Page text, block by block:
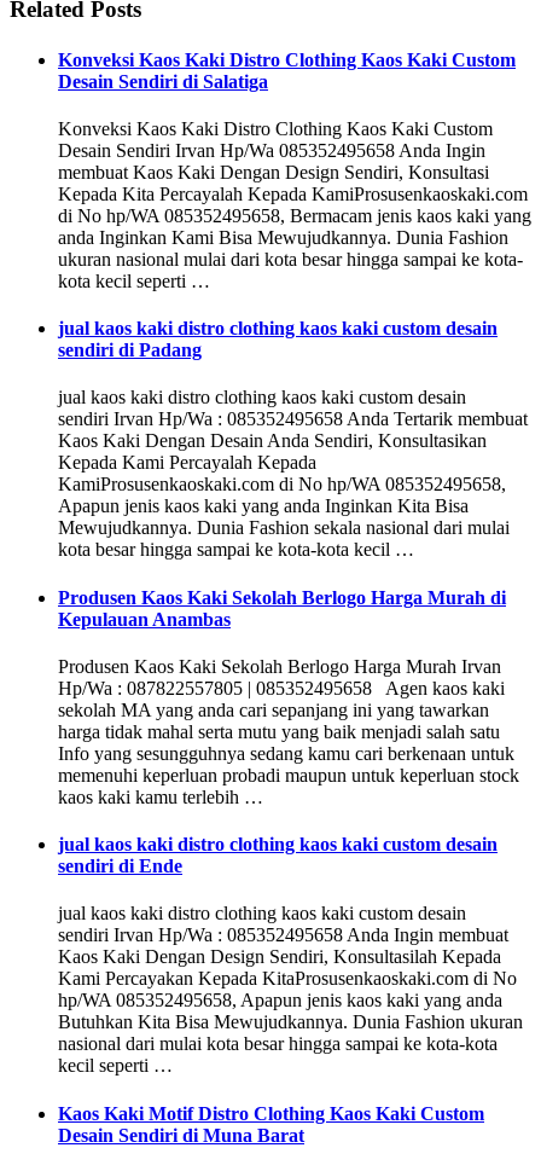
Related Posts
Konveksi Kaos Kaki Distro Clothing Kaos Kaki Custom
Desain Sendiri di Salatiga
Konveksi Kaos Kaki Distro Clothing Kaos Kaki Custom
Desain Sendiri Irvan Hp/Wa 085352495658 Anda Ingin
membuat Kaos Kaki Dengan Design Sendiri, Konsultasi
Kepada Kita Percayalah Kepada KamiProsusenkaoskaki.com
di No hp/WA 085352495658, Bermacam jenis kaos kaki yang
anda Inginkan Kami Bisa Mewujudkannya. Dunia Fashion
ukuran nasional mulai dari kota besar hingga sampai ke kota-
kota kecil seperti …
jual kaos kaki distro clothing kaos kaki custom desain
sendiri di Padang
jual kaos kaki distro clothing kaos kaki custom desain
sendiri Irvan Hp/Wa : 085352495658 Anda Tertarik membuat
Kaos Kaki Dengan Desain Anda Sendiri, Konsultasikan
Kepada Kami Percayalah Kepada
KamiProsusenkaoskaki.com di No hp/WA 085352495658,
Apapun jenis kaos kaki yang anda Inginkan Kita Bisa
Mewujudkannya. Dunia Fashion sekala nasional dari mulai
kota besar hingga sampai ke kota-kota kecil …
Produsen Kaos Kaki Sekolah Berlogo Harga Murah di
Kepulauan Anambas
Produsen Kaos Kaki Sekolah Berlogo Harga Murah Irvan
Hp/Wa : 087822557805 | 085352495658 Agen kaos kaki
sekolah MA yang anda cari sepanjang ini yang tawarkan
harga tidak mahal serta mutu yang baik menjadi salah satu
Info yang sesungguhnya sedang kamu cari berkenaan untuk
memenuhi keperluan probadi maupun untuk keperluan stock
kaos kaki kamu terlebih …
jual kaos kaki distro clothing kaos kaki custom desain
sendiri di Ende
jual kaos kaki distro clothing kaos kaki custom desain
sendiri Irvan Hp/Wa : 085352495658 Anda Ingin membuat
Kaos Kaki Dengan Design Sendiri, Konsultasilah Kepada
Kami Percayakan Kepada KitaProsusenkaoskaki.com di No
hp/WA 085352495658, Apapun jenis kaos kaki yang anda
Butuhkan Kita Bisa Mewujudkannya. Dunia Fashion ukuran
nasional dari mulai kota besar hingga sampai ke kota-kota
kecil seperti …
Kaos Kaki Motif Distro Clothing Kaos Kaki Custom
Desain Sendiri di Muna Barat